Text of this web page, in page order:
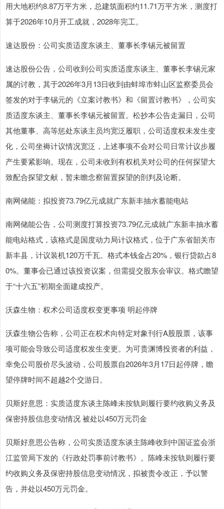
用大地积约8.87万平方米，总建筑面积约11.71万平方米，测度打
算于2026年10月开工成就，2028年完工。
速达股份：公司实质适度东谈主、董事长李锡元被留置
速达股份公告，公司收到公司实质适度东谈主、董事长李锡元家
属的讨教，其于2026年3月13日收到由蚌埠市蚌山区监察委员会
签发的对于李锡元的《立案讨教书》和《留置讨教书》，公司实
质适度东谈主、董事长李锡元被留置。松抄本公告走漏日，公司
其他董事、高等惩处东谈主员均宽泛履职，公司适度权未发生变
化，公司坐褥计议情况宽泛，上述事项不会对公司日常计议步履
产生要紧影响。现在，公司未收到有权机关对公司的任何探望大
致配合探望文献，暂未瞻念察留置探望的剖判及论断。
南网储能：拟投资73.79亿元成就广东新丰抽水蓄能电站
南网储能公告，公司测度打算投资73.79亿元成就广东新丰抽水蓄
能电站格式，该格式是国度动力局计议格式，位于广东省韶关市
新丰县，计议装机120万千瓦。格式本钱金占20%，银行贷款占8
0%。董事会已通过该投资议案，但需提交股东会审议。格式瞻望
于“十六五”初期全面建成投产。
沃森生物：权术公司适度权变更事项 明起停牌
沃森生物公告称，公司正在权术向特定对象刊行A股股票，该事
项可能会导致公司适度权发生变更。为可贵渊博投资者的利益，
幸免公司股价尽头波动，公司股票自2026年3月17日起停牌，瞻
望停牌时间不超越2个交游日。
贝斯好意思：实质适度东谈主陈峰未按轨则履行要约收购义务及
保密持股信息变动情况 被处以450万元罚金
贝斯好意思公告称，公司实质适度东谈主陈峰收到中国证监会浙
江监管局下发的《行政处罚事前讨教书》。陈峰未按轨则履行要
约收购义务及保密持股信息变动情况，拟被责令改正，予以警
告，并处以450万元罚金。